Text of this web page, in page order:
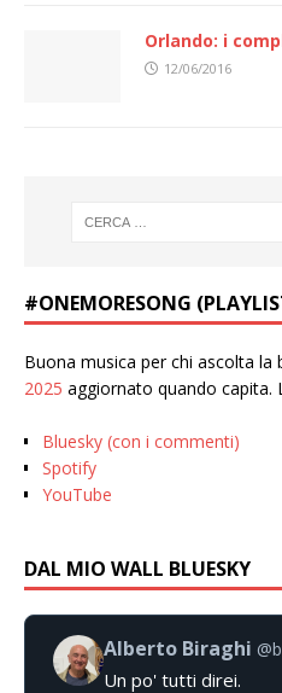
Orlando: i
12/06/2016
#ONEMORESONG
Buona musica per chi ascolta la
2025 aggiornato quando capita.
Bluesky (con i commenti)
Spotify
YouTube
DAL MIO WALL BLUESKY
Alberto Biraghi
Un po' tutti direi.